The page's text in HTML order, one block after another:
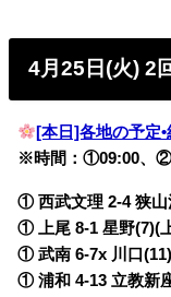
4月25日(火) 2
[本日]各地の予定•
※時間：①09:00、
① 西武文理 2-4 狭山
① 上尾 8-1 星野(7)(
① 武南 6-7x 川口
① 浦和 4-13 立教新